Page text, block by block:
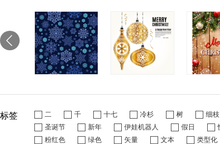
标签 二 千 十七 冷杉 树
细枝
圣诞节
新年 伊娃机器人 假日
粉红色
绿色 矢量 文本
类型化